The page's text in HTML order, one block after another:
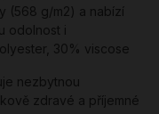
(568 g/m2) a nabízí
odolnost i
30% viscose
nezbytnou
zdravé a příjemné